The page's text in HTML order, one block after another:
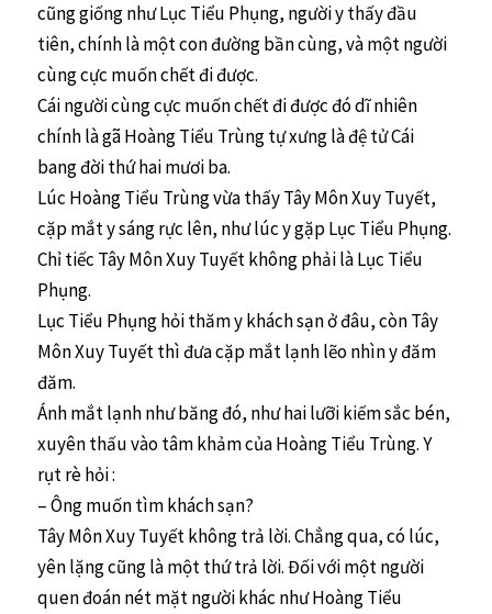
cũng giống như Lục Tiểu Phụng, người y thấy đầu
tiên, chính là một con đường bần cùng, và một người
cùng cực muốn chết đi được.
Cái người cùng cực muốn chết đi được đó dĩ nhiên
chính là gã Hoàng Tiểu Trùng tự xưng là đệ tử Cái
bang đời thứ hai mươi ba.
Lúc Hoàng Tiểu Trùng vừa thấy Tây Môn Xuy Tuyết,
cặp mắt y sáng rực lên, như lúc y gặp Lục Tiểu Phụng.
Chỉ tiếc Tây Môn Xuy Tuyết không phải là Lục Tiểu
Phụng.
Lục Tiểu Phụng hỏi thăm y khách sạn ở đâu, còn Tây
Môn Xuy Tuyết thì đưa cặp mắt lạnh lẽo nhìn y đăm
đăm.
Ánh mắt lạnh như băng đó, như hai lưỡi kiếm sắc bén,
xuyên thấu vào tâm khảm của Hoàng Tiểu Trùng. Y
rụt rè hỏi :
– Ông muốn tìm khách sạn?
Tây Môn Xuy Tuyết không trả lời. Chẳng qua, có lúc,
yên lặng cũng là một thứ trả lời. Đối với một người
quen đoán nét mặt người khác như Hoàng Tiểu